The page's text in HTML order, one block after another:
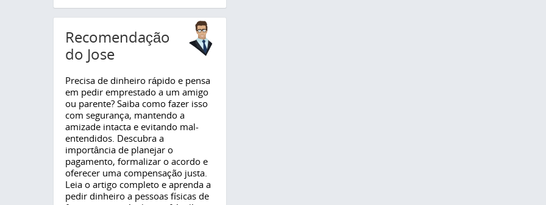
Recomendação
do Jose
Precisa de dinheiro rápido e pensa
em pedir emprestado a um amigo
ou parente? Saiba como fazer isso
com segurança, mantendo a
amizade intacta e evitando mal-
entendidos. Descubra a
importância de planejar o
pagamento, formalizar o acordo e
oferecer uma compensação justa.
Leia o artigo completo e aprenda a
pedir dinheiro a pessoas físicas de